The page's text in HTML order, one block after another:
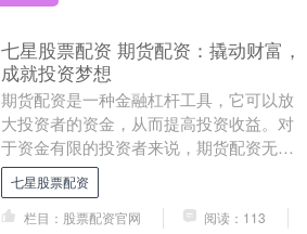
七星股票配资 期货配资：撬动财富，
成就投资梦想
期货配资是一种金融杠杆工具，它可以放
大投资者的资金，从而提高投资收益。对
于资金有限的投资者来说，期货配资无疑
是一个撬动财富的利器。 2. 东方财富证
券：东方财富....
七星股票配资
栏目：股票配资官网
阅读：113